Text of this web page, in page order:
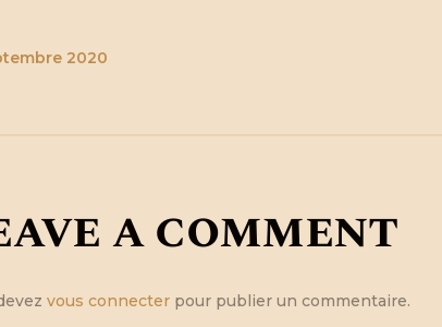
2020
a comment
vous connecterpour publier un commentaire.